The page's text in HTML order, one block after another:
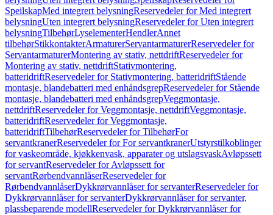
SpeilskapMed integrert belysningReservedeler for Med integrert
belysningUten integrert belysningReservedeler for Uten integrert
belysningTilbehørLyselementerHendlerAnnet
tilbehørStikkontakterArmaturerServantarmaturerReservedeler for
ServantarmaturerMontering av stativ, nettdriftReservedeler for
Montering av stativ, nettdriftStativmontering,
batteridriftReservedeler for Stativmontering, batteridriftStående
montasje, blandebatteri med enhåndsgrepReservedeler for Stående
montasje, blandebatteri med enhåndsgrepVeggmontasje,
nettdriftReservedeler for Veggmontasje, nettdriftVeggmontasje,
batteridriftReservedeler for Veggmontasje,
batteridriftTilbehørReservedeler for TilbehørFor
servantkranerReservedeler for For servantkranerUtstyrstilkoblinger
for vaskeområde, kjøkkenvask, apparater og utslagsvaskAvløpssett
for servantReservedeler for Avløpssett for
servantRørbendvannlåserReservedeler for
RørbendvannlåserDykkrørvannlåser for servanterReservedeler for
Dykkrørvannlåser for servanterDykkrørvannlåser for servanter,
plassbeparende modellReservedeler for Dykkrørvannlåser for